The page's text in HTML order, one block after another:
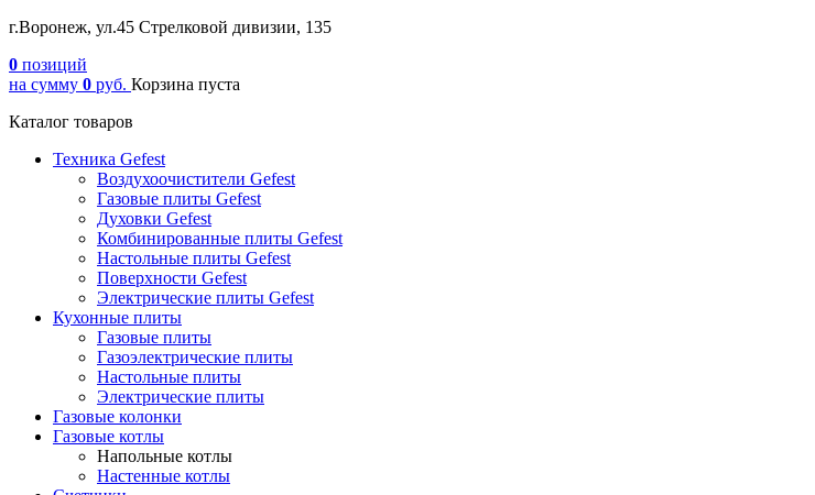
г.Воронеж, ул.45 Стрелковой дивизии, 135
0 позиций
на сумму 0 руб. Корзина пуста
Каталог товаров
Техника Gefest
Воздухоочистители Gefest
Газовые плиты Gefest
Духовки Gefest
Комбинированные плиты Gefest
Настольные плиты Gefest
Поверхности Gefest
Электрические плиты Gefest
Кухонные плиты
Газовые плиты
Газоэлектрические плиты
Настольные плиты
Электрические плиты
Газовые колонки
Газовые котлы
Напольные котлы
Настенные котлы